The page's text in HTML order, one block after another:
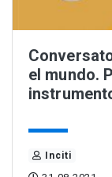
el mundo.
Inciti